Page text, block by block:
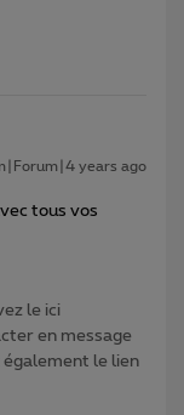
years ago
tous vos
le ici
en message
également le lien